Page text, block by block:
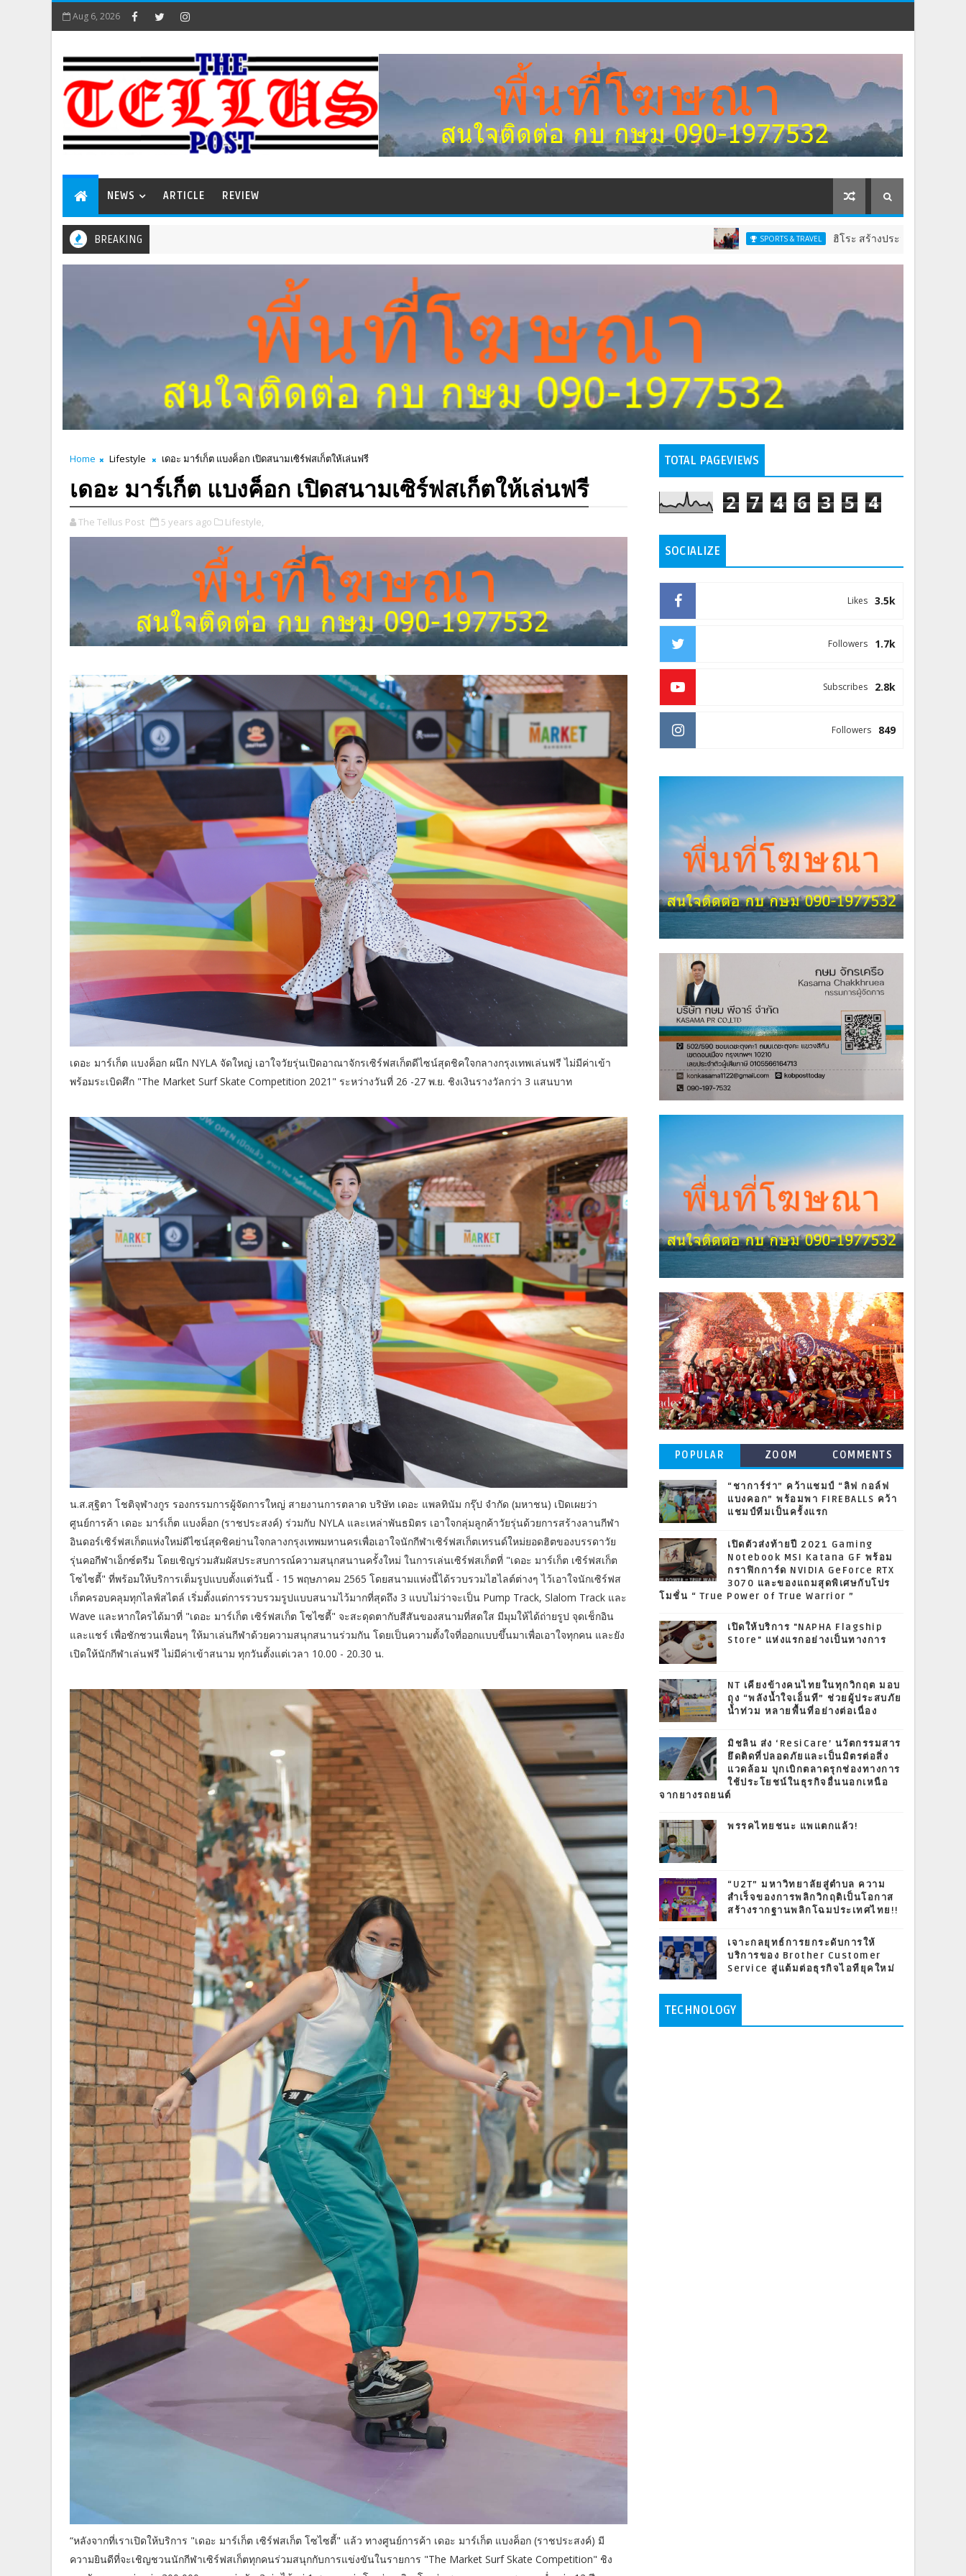
Aug 6, 2026
NEWS ARTICLE REVIEW
BREAKING SPORTS & TRAVEL ฮิโระ สร้างประวัติศาสตร์ชาวไทยคนแรกผงาดคว้
Home Lifestyle เดอะ มาร์เก็ต แบงค็อก เปิดสนามเซิร์ฟสเก็ตให้เล่นฟรี
เดอะ มาร์เก็ต แบงค็อก เปิดสนามเซิร์ฟสเก็ตให้เล่นฟรี
The Tellus Post 5 years ago Lifestyle,
เดอะ มาร์เก็ต แบงค็อก ผนึก NYLA จัดใหญ่ เอาใจวัยรุ่นเปิดอาณาจักรเซิร์ฟสเก็ตดีไซน์สุดชิคใจกลางกรุงเทพเล่นฟรี ไม่มีค่าเข้า
พร้อมระเบิดศึก "The Market Surf Skate Competition 2021" ระหว่างวันที่ 26 -27 พ.ย. ชิงเงินรางวัลกว่า 3 แสนบาท
น.ส.สุฐิตา โชติจุฬางกูร รองกรรมการผู้จัดการใหญ่ สายงานการตลาด บริษัท เดอะ แพลทินัม กรุ๊ป จำกัด (มหาชน) เปิดเผยว่า
ศูนย์การค้า เดอะ มาร์เก็ต แบงค็อก (ราชประสงค์) ร่วมกับ NYLA และเหล่าพันธมิตร เอาใจกลุ่มลูกค้าวัยรุ่นด้วยการสร้างลานกีฬา
อินดอร์เซิร์ฟสเก็ตแห่งใหม่ดีไซน์สุดชิคย่านใจกลางกรุงเทพมหานครเพื่อเอาใจนักกีฬาเซิร์ฟสเก็ตเทรนด์ใหม่ยอดฮิตของบรรดาวัย
รุ่นคอกีฬาเอ็กซ์ตรีม โดยเชิญร่วมสัมผัสประสบการณ์ความสนุกสนานครั้งใหม่ ในการเล่นเซิร์ฟสเก็ตที่ "เดอะ มาร์เก็ต เซิร์ฟสเก็ต
โซไซตี้" ที่พร้อมให้บริการเต็มรูปแบบตั้งแต่วันนี้ - 15 พฤษภาคม 2565 โดยสนามแห่งนี้ได้รวบรวมไฮไลต์ต่างๆ ไว้เอาใจนักเซิร์ฟส
เก็ตครอบคลุมทุกไลฟ์สไตล์ เริ่มตั้งแต่การรวบรวมรูปแบบสนามไว้มากที่สุดถึง 3 แบบไม่ว่าจะเป็น Pump Track, Slalom Track และ
Wave และหากใครได้มาที่ "เดอะ มาร์เก็ต เซิร์ฟสเก็ต โซไซตี้" จะสะดุดตากับสีสันของสนามที่สดใส มีมุมให้ได้ถ่ายรูป จุดเช็กอิน
และแชร์ เพื่อชักชวนเพื่อนๆ ให้มาเล่นกีฬาด้วยความสนุกสนานร่วมกัน โดยเป็นความตั้งใจที่ออกแบบขึ้นมาเพื่อเอาใจทุกคน และยัง
เปิดให้นักกีฬาเล่นฟรี ไม่มีค่าเข้าสนาม ทุกวันตั้งแต่เวลา 10.00 - 20.30 น.
“หลังจากที่เราเปิดให้บริการ "เดอะ มาร์เก็ต เซิร์ฟสเก็ต โซไซตี้" แล้ว ทางศูนย์การค้า เดอะ มาร์เก็ต แบงค็อก (ราชประสงค์) มี
ความยินดีที่จะเชิญชวนนักกีฬาเซิร์ฟสเก็ตทุกคนร่วมสนุกกับการแข่งขันในรายการ "The Market Surf Skate Competition" ชิง
TOTAL PAGEVIEWS
2 7 4 6 3 5 4
SOCIALIZE
3.5k
Likes
1.7k
Followers
2.8k
Subscribes
849
Followers
POPULAR
POSTS
ZOOM COMMENTS
“ชาการ์ร่า” คว้าแชมป์ “ลิฟ กอล์ฟ
แบงคอก” พร้อมพา FIREBALLS คว้า
แชมป์ทีมเป็นครั้งแรก
เปิดตัวส่งท้ายปี 2021 Gaming
Notebook MSI Katana GF พร้อม
กราฟิกการ์ด NVIDIA GeForce RTX
3070 และของแถมสุดพิเศษกับโปร
โมชั่น “ True Power of True Warrior ”
เปิดให้บริการ "NAPHA Flagship
Store" แห่งแรกอย่างเป็นทางการ
NT เคียงข้างคนไทยในทุกวิกฤต มอบ
ถุง “พลังน้ำใจเอ็นที” ช่วยผู้ประสบภัย
น้ำท่วม หลายพื้นที่อย่างต่อเนื่อง
มิชลิน ส่ง ‘ResiCare’ นวัตกรรมสาร
ยึดติดที่ปลอดภัยและเป็นมิตรต่อสิ่ง
แวดล้อม บุกเบิกตลาดรุกช่องทางการ
ใช้ประโยชน์ในธุรกิจอื่นนอกเหนือ
จากยางรถยนต์
พรรคไทยชนะ แพแตกแล้ว!
“U2T” มหาวิทยาลัยสู่ตำบล ความ
สำเร็จของการพลิกวิกฤติเป็นโอกาส
สร้างรากฐานพลิกโฉมประเทศไทย!!
เจาะกลยุทธ์การยกระดับการให้
บริการของ Brother Customer
Service สู่แต้มต่อธุรกิจไอทียุคใหม่
TECHNOLOGY